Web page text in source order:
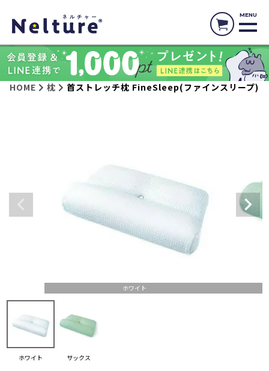
MENU
HOME 枕 首ストレッチ枕 FineSleep(ファインスリープ)
ホワイト
ホワイト サックス